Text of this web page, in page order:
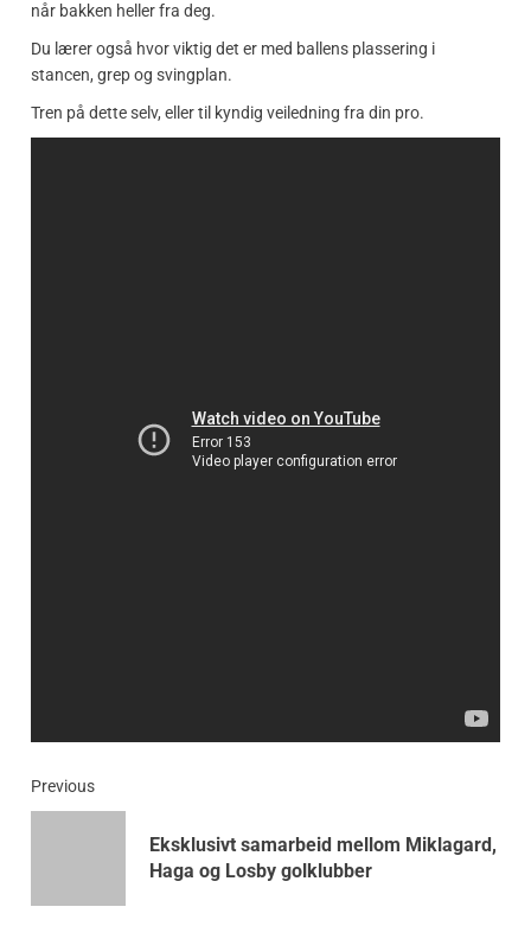
når bakken heller fra deg.
Du lærer også hvor viktig det er med ballens plassering i
stancen, grep og svingplan.
Tren på dette selv, eller til kyndig veiledning fra din pro.
Previous
Eksklusivt samarbeid mellom Miklagard,
Haga og Losby golklubber